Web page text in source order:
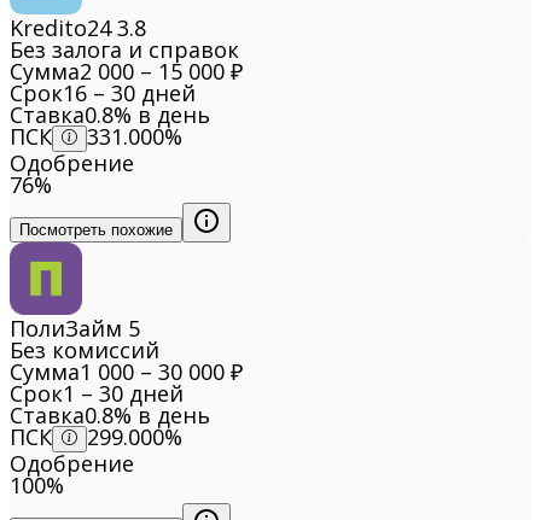
Kredito243.8
Без залога и справок
Сумма2 000 – 15 000 ₽
Срок16 – 30 дней
Ставка0.8% в день
ПСК
331.000%
Одобрение
76%
Посмотреть похожие
ПолиЗайм 5
Без комиссий
Сумма1 000 – 30 000 ₽
Срок1 – 30 дней
Ставка0.8% в день
ПСК
299.000%
Одобрение
100%